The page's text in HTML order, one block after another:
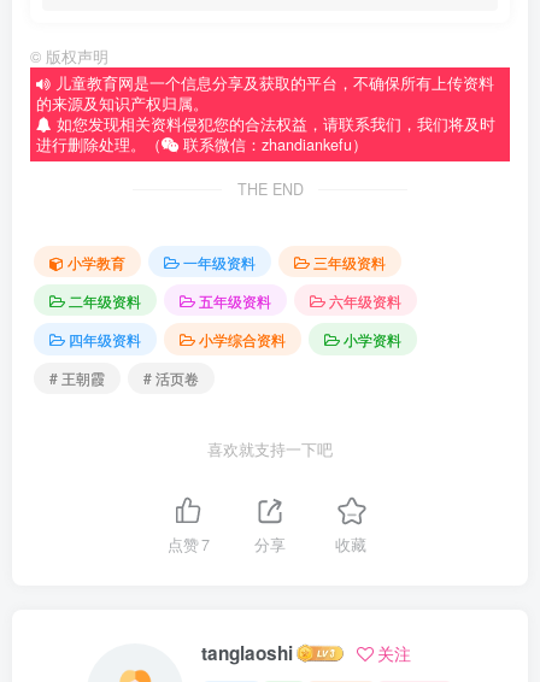
© 版权声明
儿童教育网是一个信息分享及获取的平台，不确保所有上传资料
的来源及知识产权归属。
如您发现相关资料侵犯您的合法权益，请联系我们，我们将及时
进行删除处理。（
联系微信：zhandiankefu）
THE END
小学教育 一年级资料
三年级资料
二年级资料
五年级资料
六年级资料
四年级资料
小学综合资料
小学资料
# 王朝霞
# 活页卷
喜欢就支持一下吧
点赞7 分享 收藏
tanglaoshi 关注